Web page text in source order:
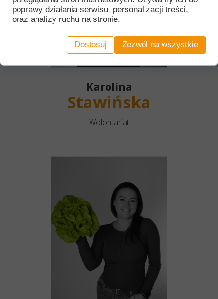
Karolina
Stawińska
Wolontariat
poprawy działania serwisu, personalizacji treści,
oraz analizy ruchu na stronie.
Dostosuj Zezwól na wszystkie